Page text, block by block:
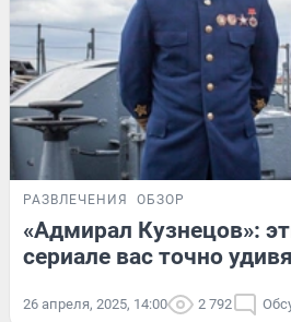
РАЗВЛЕЧЕНИЯ ОБЗОР
«Адмирал Кузнецов»:
сериале вас точно
26 апреля, 2025, 14:00 2 792